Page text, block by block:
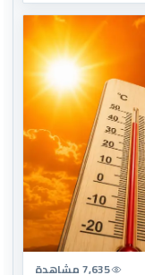
7,635 مشاهدة